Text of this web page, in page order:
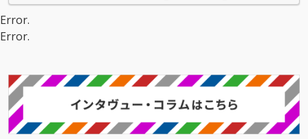
Error.
Error.